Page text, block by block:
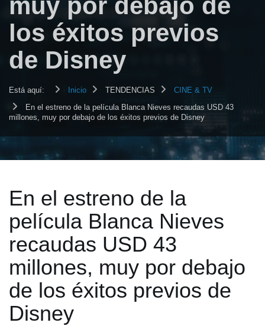
muy por debajo de
los éxitos previos
de Disney
Está aquí: Inicio TENDENCIAS CINE & TV
En el estreno de la película Blanca Nieves recaudas USD 43
millones, muy por debajo de los éxitos previos de Disney
En el estreno de la
película Blanca Nieves
recaudas USD 43
millones, muy por debajo
de los éxitos previos de
Disney